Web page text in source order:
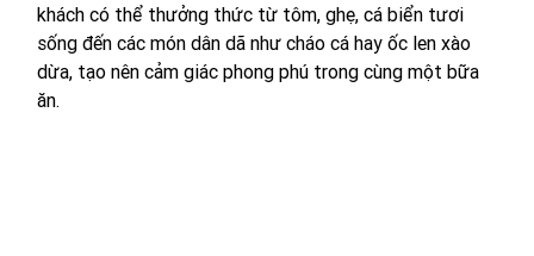
khách có thể thưởng thức từ tôm, ghẹ, cá biển tươi
sống đến các món dân dã như cháo cá hay ốc len xào
dừa, tạo nên cảm giác phong phú trong cùng một bữa
ăn.